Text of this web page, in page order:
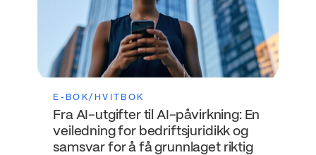
E-BOK/HVITBOK
Fra AI-utgifter til AI-påvirkning: En
veiledning for bedriftsjuridikk og
samsvar for å få grunnlaget riktig